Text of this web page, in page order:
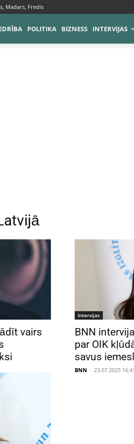
Madars, Fredis
POLITIKA BIZNESS INTERVIJAS
vairs
Intervijas
BNN
par OIK
savus
BNN - 23.07.2025 16:41